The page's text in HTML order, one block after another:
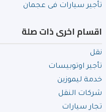
تأجير سيارات فى عجمان
اقسام اخرى ذات صلة
نقل
تأجير اوتوبيسات
خدمة ليموزين
شركات النقل
تجار سيارات